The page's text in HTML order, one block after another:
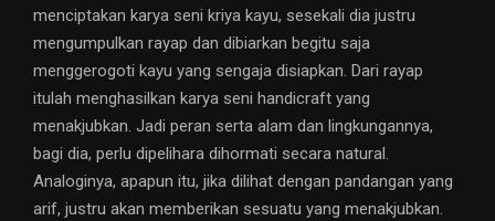
menciptakan karya seni kriya kayu, sesekali dia justru
mengumpulkan rayap dan dibiarkan begitu saja
menggerogoti kayu yang sengaja disiapkan. Dari rayap
itulah menghasilkan karya seni handicraft yang
menakjubkan. Jadi peran serta alam dan lingkungannya,
bagi dia, perlu dipelihara dihormati secara natural.
Analoginya, apapun itu, jika dilihat dengan pandangan yang
arif, justru akan memberikan sesuatu yang menakjubkan.